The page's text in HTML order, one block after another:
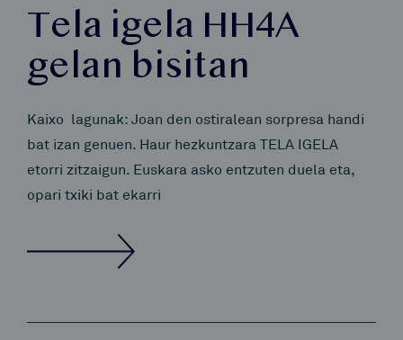
Tela igela HH4A
gelan bisitan
Kaixo lagunak: Joan den ostiralean sorpresa handi
bat izan genuen. Haur hezkuntzara TELA IGELA
etorri zitzaigun. Euskara asko entzuten duela eta,
opari txiki bat ekarri